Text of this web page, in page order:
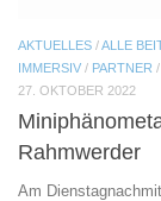
AKTUELLES /ALLE
IMMERSIV / PARTNER /
27. OKTOBER 2022
Rahmwerder
Am